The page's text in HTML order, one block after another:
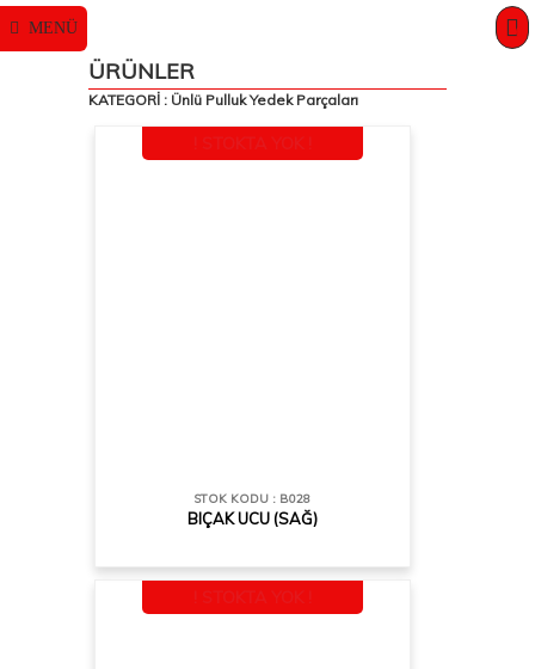
MENÜ 0
ÜRÜNLER
KATEGORİ : Ünlü Pulluk Yedek Parçaları
STOK KODU : B028
BIÇAK UCU (SAĞ)